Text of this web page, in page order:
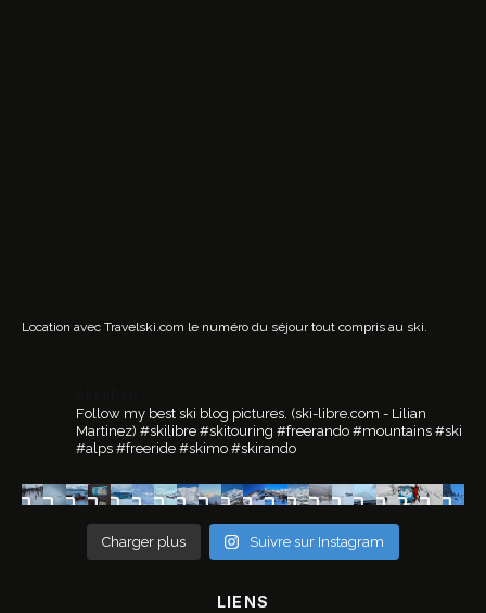
Location avec Travelski.com le numéro du séjour tout compris au ski.
Follow my best ski blog pictures. (ski-libre.com - Lilian
Martinez) #skilibre #skitouring #freerando #mountains #ski
#alps #freeride #skimo #skirando
Charger plus Suivre sur Instagram
LIENS